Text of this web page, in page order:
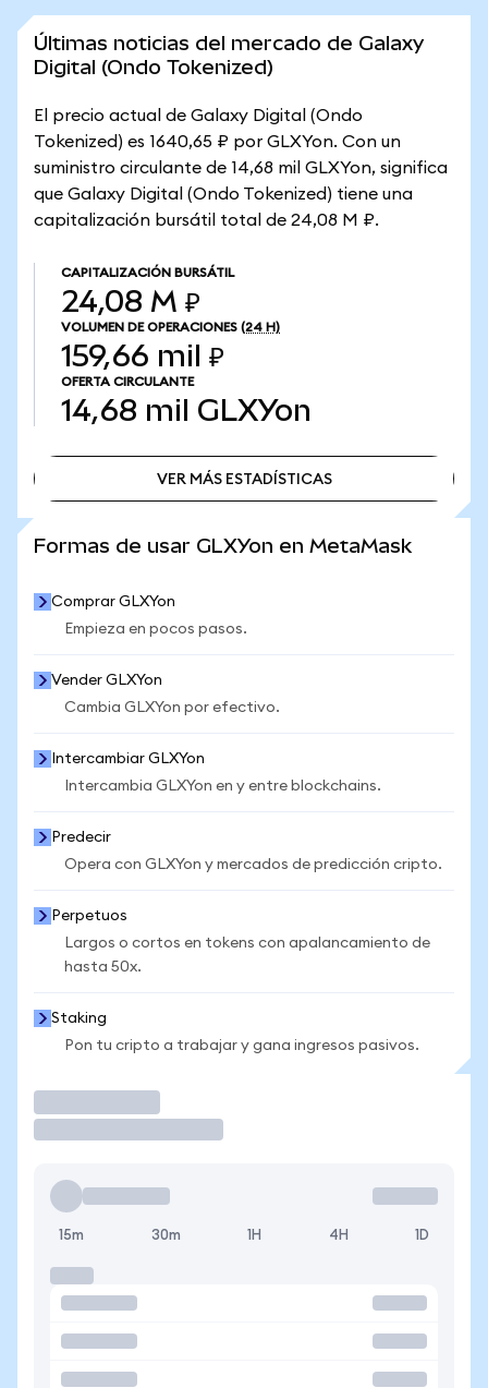
Últimas noticias del mercado de Galaxy
Digital (Ondo Tokenized)
El precio actual de Galaxy Digital (Ondo
Tokenized) es 1640,65 ₽ por GLXYon. Con un
suministro circulante de 14,68 mil GLXYon, significa
que Galaxy Digital (Ondo Tokenized) tiene una
capitalización bursátil total de 24,08 M ₽.
CAPITALIZACIÓN BURSÁTIL
24,08 M ₽
VOLUMEN DE OPERACIONES (24 H)
159,66 mil ₽
OFERTA CIRCULANTE
14,68 mil GLXYon
VER MÁS ESTADÍSTICAS
Formas de usar GLXYon en MetaMask
Comprar GLXYon
Empieza en pocos pasos.
Vender GLXYon
Cambia GLXYon por efectivo.
Intercambiar GLXYon
Intercambia GLXYon en y entre blockchains.
Predecir
Opera con GLXYon y mercados de predicción cripto.
Perpetuos
Largos o cortos en tokens con apalancamiento de
hasta 50x.
Staking
Pon tu cripto a trabajar y gana ingresos pasivos.
15m 30m 1H 4H 1D